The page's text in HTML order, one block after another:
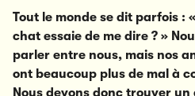
Tout le monde se dit parfois :
chat essaie de me dire ? »
parler entre nous, mais nos
ont beaucoup plus de mal à
Nous devons donc trouver